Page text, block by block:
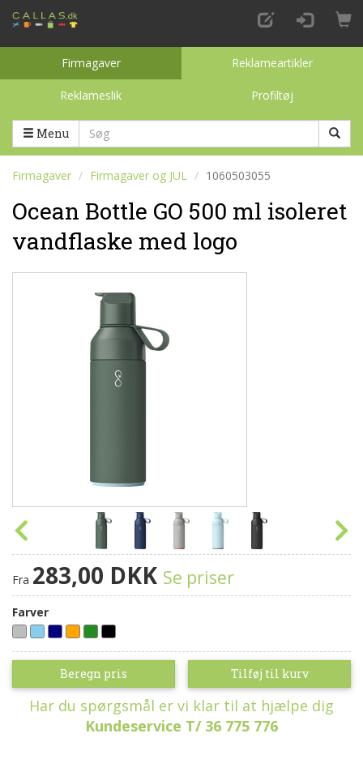
Firmagaver Reklameartikler
Reklameslik Profiltøj
Toggle categories
Menu
Firmagaver Firmagaver og JUL 1060503055
Ocean Bottle GO 500 ml isoleret
vandflaske med logo
Fra 283,00 DKK Se priser
Farver
Grå Himmelblå
Navy blåOrange
Beregn pris Tilføj til kurv
Har du spørgsmål er vi klar til at hjælpe dig
Kundeservice T/ 36 775 776